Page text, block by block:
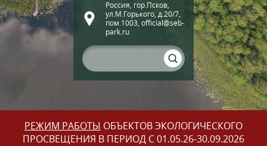
Россия, гор.Псков,
ул.М.Горького, д.20/7,
пом.1003, official@seb-
park.ru
РЕЖИМ РАБОТЫ ОБЪЕКТОВ ЭКОЛОГИЧЕСКОГО
ПРОСВЕЩЕНИЯ В ПЕРИОД С 01.05.26-30.09.2026